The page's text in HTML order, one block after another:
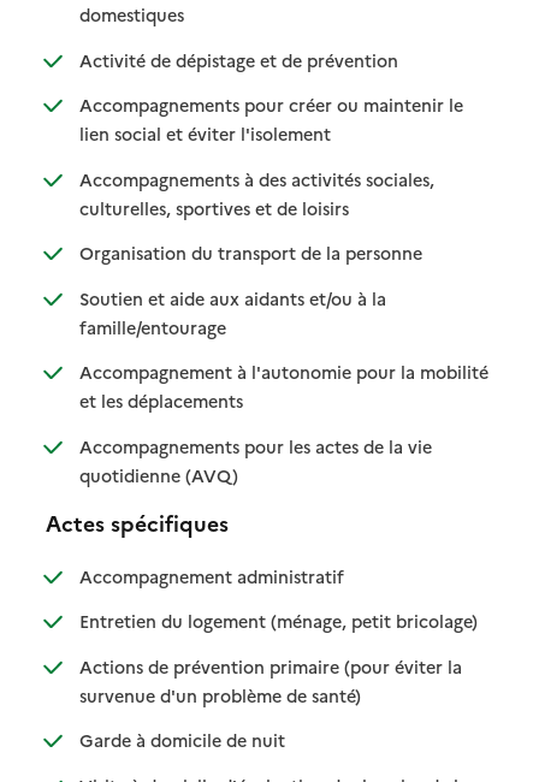
domestiques: disponible
: non disponible
Activité de dépistage et de prévention: disponible
: non disponible
Accompagnements pour créer ou maintenir le
lien social et éviter l'isolement: disponible
: non disponible
Accompagnements à des activités sociales,
culturelles, sportives et de loisirs: disponible
: non disponible
Organisation du transport de la personne: disponible
: non disponible
Soutien et aide aux aidants et/ou à la
famille/entourage: disponible
: non disponible
Accompagnement à l'autonomie pour la mobilité
et les déplacements: disponible
: non disponible
Accompagnements pour les actes de la vie
quotidienne (AVQ): disponible
: non disponible
Actes spécifiques
Accompagnement administratif: disponible
: non disponible
Entretien du logement (ménage, petit bricolage): disponible
: non
Actions de prévention primaire (pour éviter la
survenue d'un problème de santé): disponible
: non disponible
Garde à domicile de nuit: disponible
: non disponible